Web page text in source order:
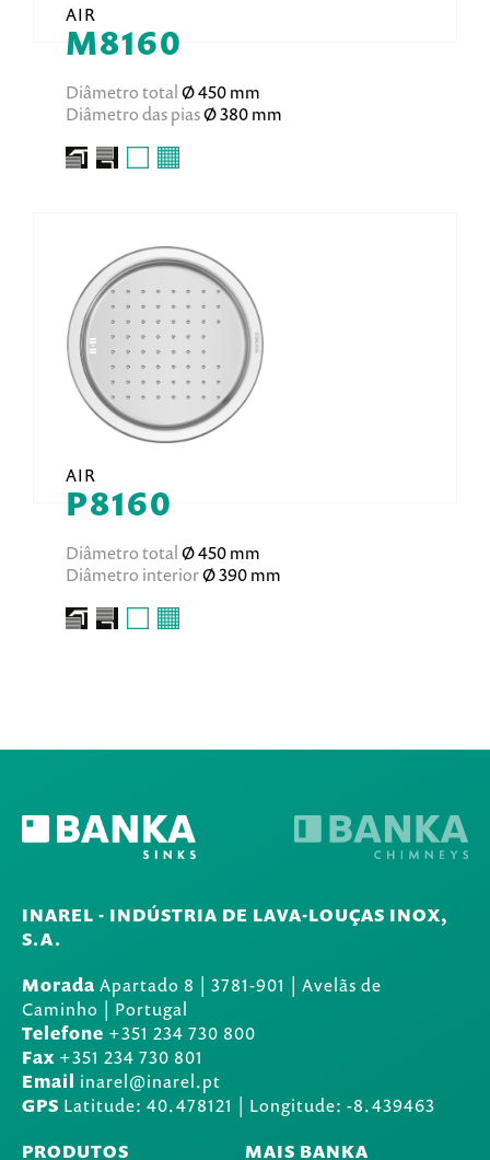
AIR
M8160
Diâmetro totalØ 450 mm
Diâmetro das piasØ 380 mm
AIR
P8160
Diâmetro totalØ 450 mm
Diâmetro interiorØ 390 mm
INAREL - INDÚSTRIA DE LAVA-LOUÇAS INOX,
S.A.
Morada Apartado 8 3781-901
Avelãs de
Caminho | Portugal
Telefone +351 234 730 800
Fax +351 234 730 801
Email inarel@inarel.pt
GPS Latitude: 40.478121 | Longitude: -8.439463
PRODUTOS
MAIS BANKA